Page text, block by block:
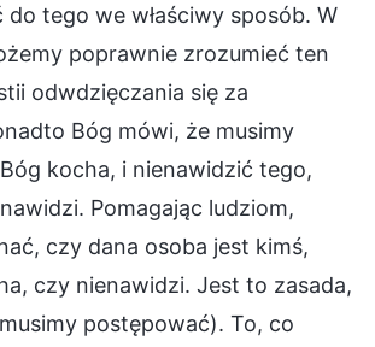
do tego we właściwy sposób. W
poprawnie zrozumieć ten
odwdzięczania się za
Bóg mówi, że musimy
kocha, i nienawidzić tego,
Pomagając ludziom,
czy dana osoba jest kimś,
czy nienawidzi. Jest to zasada,
postępować). To, co